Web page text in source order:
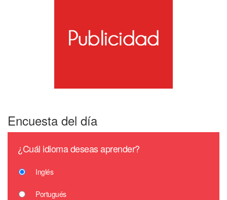
Encuesta del día
¿Cuál idioma deseas aprender?
Inglés
Portugués